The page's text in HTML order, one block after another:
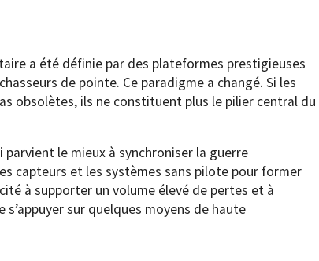
a été définie par des plateformes prestigieuses
de pointe. Ce paradigme a changé. Si les
obsolètes, ils ne constituent plus le pilier central du
le mieux à synchroniser la guerre
capteurs et les systèmes sans pilote pour former
à supporter un volume élevé de pertes et à
sur quelques moyens de haute